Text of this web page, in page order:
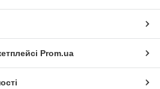
Prom.ua